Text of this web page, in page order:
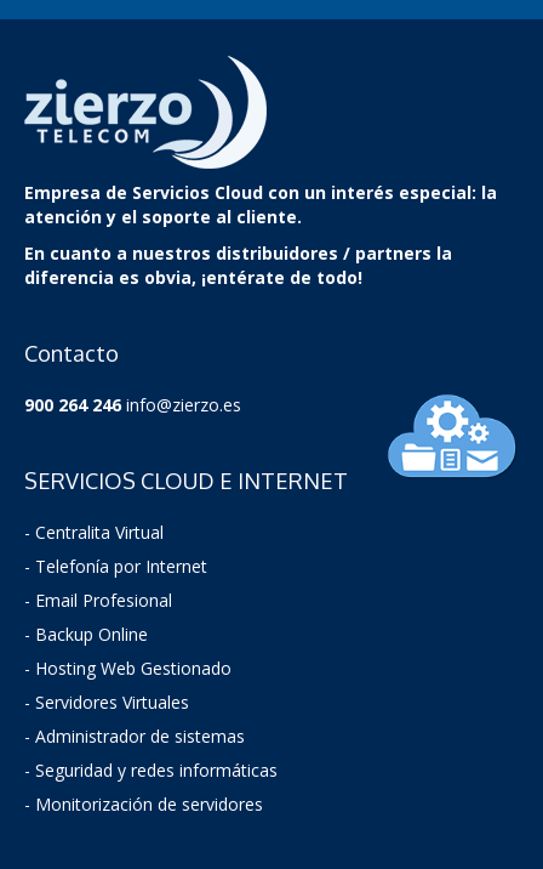
Empresa de Servicios Cloud con un interés especial: la
atención y el soporte al cliente.
En cuanto a nuestros distribuidores / partners la
diferencia es obvia, ¡entérate de todo!
Contacto
900 264 246info@zierzo.es
SERVICIOS CLOUD E INTERNET
- Centralita Virtual
- Telefonía por Internet
- Email Profesional
- Backup Online
- Hosting Web Gestionado
- Servidores Virtuales
- Administrador de sistemas
- Seguridad y redes informáticas
- Monitorización de servidores